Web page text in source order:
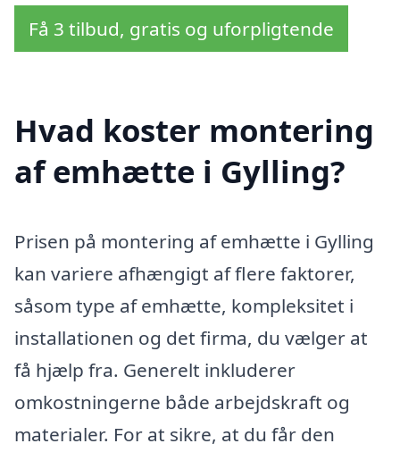
Få 3 tilbud, gratis og uforpligtende
Hvad koster montering
af emhætte i Gylling?
Prisen på montering af emhætte i Gylling
kan variere afhængigt af flere faktorer,
såsom type af emhætte, kompleksitet i
installationen og det firma, du vælger at
få hjælp fra. Generelt inkluderer
omkostningerne både arbejdskraft og
materialer. For at sikre, at du får den